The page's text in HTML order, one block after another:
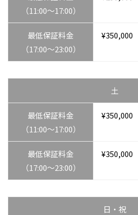
（11:00〜17:00）
最低保証料⾦
（17:00〜23:00）
¥350,000
⼟
最低保証料⾦
（11:00〜17:00）
¥350,000
最低保証料⾦
（17:00〜23:00）
¥350,000
⽇・祝